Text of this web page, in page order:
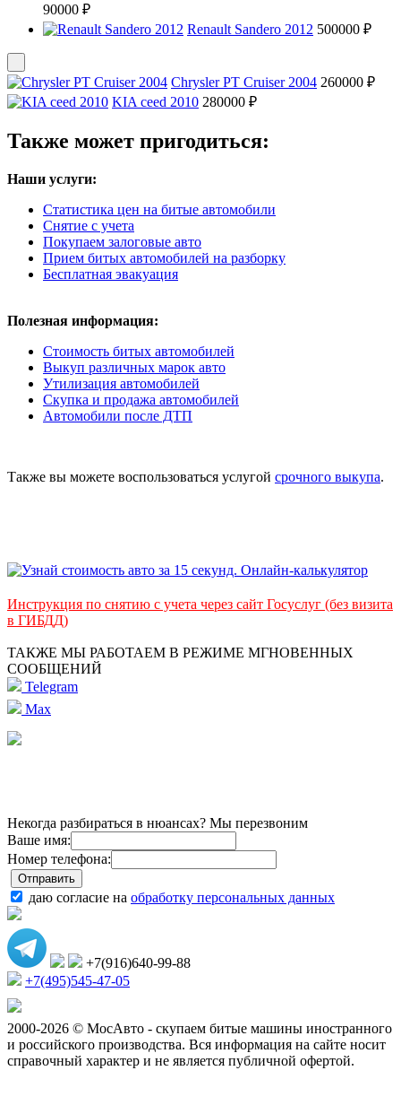
90000 ₽
Renault Sandero 2012 500000 ₽
Chrysler PT Cruiser 2004 260000 ₽
KIA ceed 2010 280000 ₽
Также может пригодиться:
Наши услуги:
Статистика цен на битые автомобили
Снятие с учета
Покупаем залоговые авто
Прием битых автомобилей на разборку
Бесплатная эвакуация
Полезная информация:
Стоимость битых автомобилей
Выкуп различных марок авто
Утилизация автомобилей
Скупка и продажа автомобилей
Автомобили после ДТП
Также вы можете воспользоваться услугой срочного выкупа.
Инструкция по снятию с учета через сайт Госуслуг (без визита
в ГИБДД)
ТАКЖЕ МЫ РАБОТАЕМ В РЕЖИМЕ МГНОВЕННЫХ
СООБЩЕНИЙ
Telegram
Max
Некогда разбираться в нюансах? Мы перезвоним
Ваше имя:
Номер телефона:
даю согласие на обработку персональных данных
+7(916)640-99-88
+7(495)545-47-05
2000-2026 © МосАвто - скупаем битые машины иностранного
и российского производства. Вся информация на сайте носит
справочный характер и не является публичной офертой.